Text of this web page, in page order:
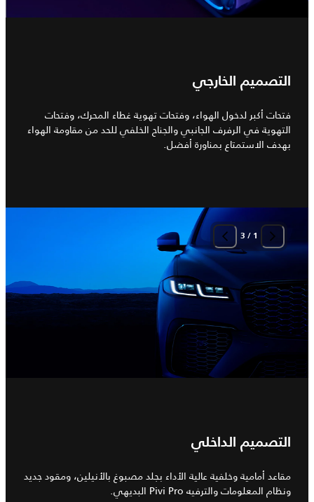
التصميم الخارجي
فتحات أكبر لدخول الهواء، وفتحات تهوية غطاء المحرك، وفتحات
التهوية في الرفرف الجانبي والجناح الخلفي للحد من مقاومة الهواء
بهدف الاستمتاع بمناورة أفضل.
1
/
3
التصميم الداخلي
مقاعد أمامية وخلفية عالية الأداء بجلد مصبوغ بالأنيلين، ومقود جديد
ونظام المعلومات والترفيه Pivi Pro البديهي.